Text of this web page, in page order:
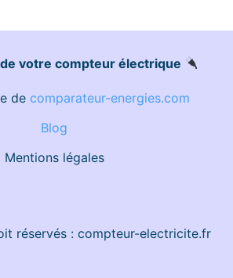
votre compteur électrique
de comparateur-energies.com
Blog
Mentions légales
réservés : compteur-electricite.fr